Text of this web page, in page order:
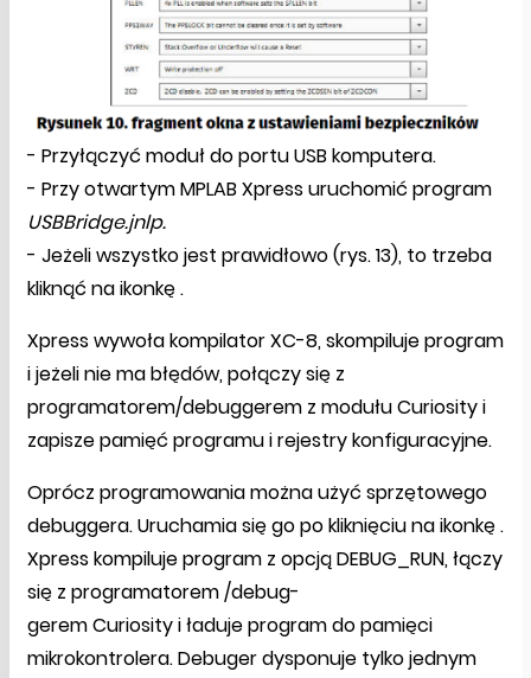
- Przyłączyć moduł do portu USB komputera.
- Przy otwartym MPLAB Xpress uruchomić program
USBBridge.jnlp.
- Jeżeli wszystko jest prawidłowo (rys. 13), to trzeba
kliknąć na ikonkę .
Xpress wywoła kompilator XC-8, skompiluje program
i jeżeli nie ma błędów, połączy się z
programatorem/debuggerem z modułu Curiosity i
zapisze pamięć programu i rejestry konfiguracyjne.
Oprócz programowania można użyć sprzętowego
debuggera. Uruchamia się go po kliknięciu na ikonkę .
Xpress kompiluje program z opcją DEBUG_RUN, łączy
się z programatorem /debug-
gerem Curiosity i ładuje program do pamięci
mikrokontrolera. Debuger dysponuje tylko jednym